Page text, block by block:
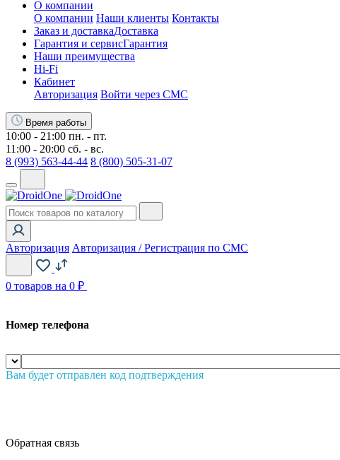
О компании
О компании Наши клиенты Контакты
Заказ и доставкаДоставка
Гарантия и сервисГарантия
Наши преимущества
Hi-Fi
Кабинет
Авторизация Войти через СМС
Время работы
10:00 - 21:00 пн. - пт.
11:00 - 20:00 сб. - вс.
8 (993) 563-44-44 8 (800) 505-31-07
Авторизация Авторизация / Регистрация по СМС
0 товаров на 0 ₽
Номер телефона
Вам будет отправлен код подтверждения
Обратная связь